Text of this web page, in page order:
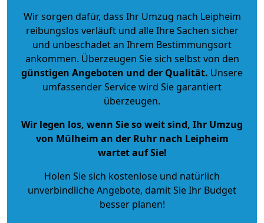
Wir sorgen dafür, dass Ihr Umzug nach Leipheim
reibungslos verläuft und alle Ihre Sachen sicher
und unbeschadet an Ihrem Bestimmungsort
ankommen. Überzeugen Sie sich selbst von den
günstigen Angeboten und der Qualität. Unsere
umfassender Service wird Sie garantiert
überzeugen.
Wir legen los, wenn Sie so weit sind, Ihr Umzug
von Mülheim an der Ruhr nach Leipheim
wartet auf Sie!
Holen Sie sich kostenlose und natürlich
unverbindliche Angebote, damit Sie Ihr Budget
besser planen!